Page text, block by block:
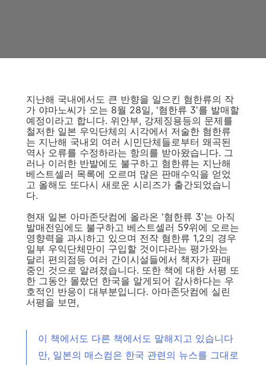
지난해 국내에서도 큰 반향을 일으킨 혐한류의 작
가 야마노씨가 오는 8월 28일, '혐한류 3'를 발매할
예정이라고 합니다. 위안부, 강제징용등의 문제를
철저한 일본 우익단체의 시각에서 저술한 혐한류
는 지난해 국내외 여러 시민단체들로부터 왜곡된
역사 오류를 수정하라는 항의를 받아왔습니다. 그
러나 이러한 반발에도 불구하고 혐한류는 지난해
베스트셀러 목록에 오르며 많은 판매수익을 얻었
고 올해도 또다시 새로운 시리즈가 출간되었습니
다.
현재 일본 아마존닷컴에 올라온 '혐한류 3'는 아직
발매전임에도 불구하고 베스트셀러 59위에 오르는
영향력을 과시하고 있으며 전작 혐한류 1,2의 경우
일부 우익단체만이 구입할 것이다라는 평가와는
달리 편의점등 여러 간이시설들에서 책자가 판매
중인 것으로 알려졌습니다. 또한 책에 대한 서평 또
한 그동안 몰랐던 한국을 알게되어 감사하다는 우
호적인 반응이 대부분입니다. 아마존닷컴에 실린
서평을 보면,
이 책에서도 다른 책에서도 말해지고 있습니다
만, 일본의 매스컴은 한국 관련의 뉴스를 그대로